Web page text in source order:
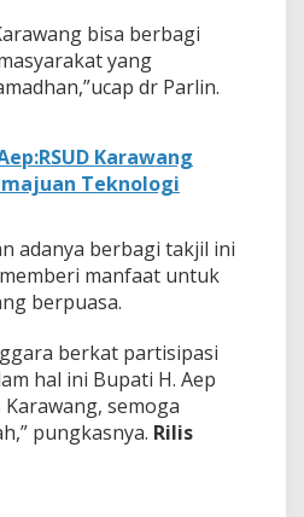
bisa berbagi
yang
dr Parlin.
Karawang
Teknologi
adanya berbagi takjil ini
manfaat untuk
berpuasa.
berkat partisipasi
hal ini Bupati H. Aep
semoga
pungkasnya. Rilis